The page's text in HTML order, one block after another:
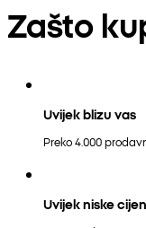
Zašto
Uvijek blizu vas
Preko 4.000
Uvijek niske